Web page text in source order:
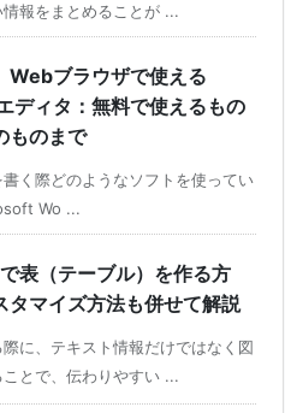
報をまとめることが ...
Webブラウザで使える
ディタ：無料で使えるもの
ものまで
く際どのようなソフトを使ってい
Wo ...
表（テーブル）を作る方
タマイズ方法も併せて解説
に、テキスト情報だけではなく図
とで、伝わりやすい ...